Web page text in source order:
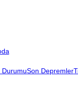
DurumuSon Depremler